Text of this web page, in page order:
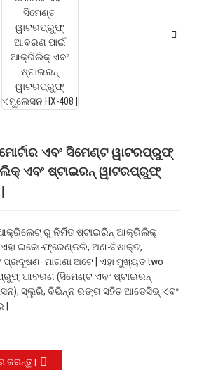
ଏବଂ ସିମେଣ୍ଟ ୱାଟରପ୍ରୁଫ୍
ଏବଂ ଷ୍ଟାଇରନ୍ ୱାଟରପ୍ରୁଫ୍
ଆକ୍ରିଲେଟ୍ ରୁ ନିର୍ମିତ ଷ୍ଟାଇରିନ୍ ଆକ୍ରିଲିକ୍
ଇକୋ-ଫ୍ରେଣ୍ଡଲି, ଅଣ-ବିଷାକ୍ତ,
ପ୍ରଦୂଷଣ- ମାଗଣା ଅଟେ | ଏହା ମୁଖ୍ୟତ two
ଆବରଣ (ସିମେଣ୍ଟ ଏବଂ ଷ୍ଟାଇରନ୍
ସ୍ଲୁରି, ବିଭିନ୍ନ ରଙ୍ଗ ସହିତ ଆଡେସିଭ୍ ଏବଂ
କରନ୍ତୁ |